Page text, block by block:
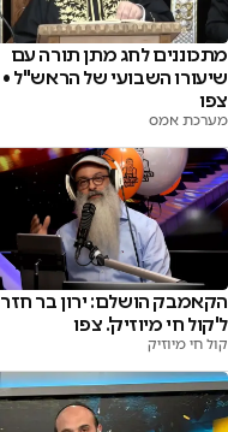
מתכוננים לחג מתן תורה עם
שיעורו השבועי של הראש"ל •
צפו
מערכת אמס
הקאמבק הושלם: ירון בר חזר
ל'קול חי מיוזיק'. צפו
קול חי מיוזיק